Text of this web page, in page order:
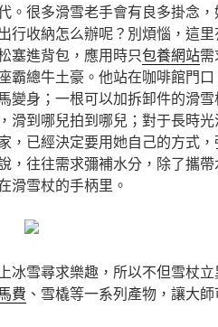
。很多滑雪老手會有良多掛念
行收納怎么辦呢？別煩惱，這里
塞進背包，應用時只包養網站
霸總牛土豪。他站在咖啡館門口
變身；一根可以加拆卸件的滑雪
滑到哪兒拍到哪兒；對于長時
，已經決定要用她自己的方式，
，往往需求彌補水分，除了攜帶
滑雪杖的手柄里。
冰雪尋求樂趣，所以不但雪杖
費 、雪橇等一系列產物，讓大